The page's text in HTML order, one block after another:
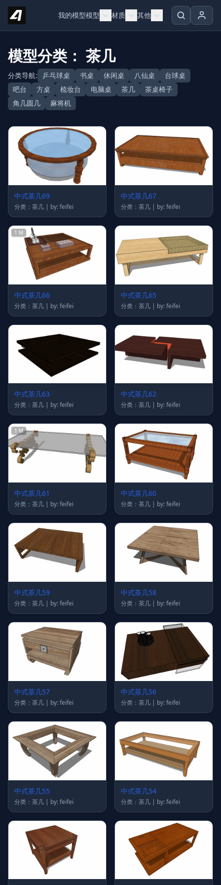
Skip to content
我的模型模型 材质 其他
模型分类： 茶几
分类导航: 乒乓球桌 书桌 休闲桌 八仙桌
台球桌
吧台
方桌 梳妆台 电脑桌 茶几
茶桌椅子
角几圆几
麻将机
中式茶几69
分类：茶几 | by: feifei
中式茶几67
分类：茶几 | by: feifei
1 M
中式茶几66
分类：茶几 | by: feifei
中式茶几65
分类：茶几 | by: feifei
中式茶几63
分类：茶几 | by: feifei
中式茶几62
分类：茶几 | by: feifei
1 M
中式茶几61
分类：茶几 | by: feifei
中式茶几60
分类：茶几 | by: feifei
中式茶几59
分类：茶几 | by: feifei
中式茶几58
分类：茶几 | by: feifei
中式茶几57
分类：茶几 | by: feifei
中式茶几56
分类：茶几 | by: feifei
中式茶几55
分类：茶几 | by: feifei
中式茶几54
分类：茶几 | by: feifei